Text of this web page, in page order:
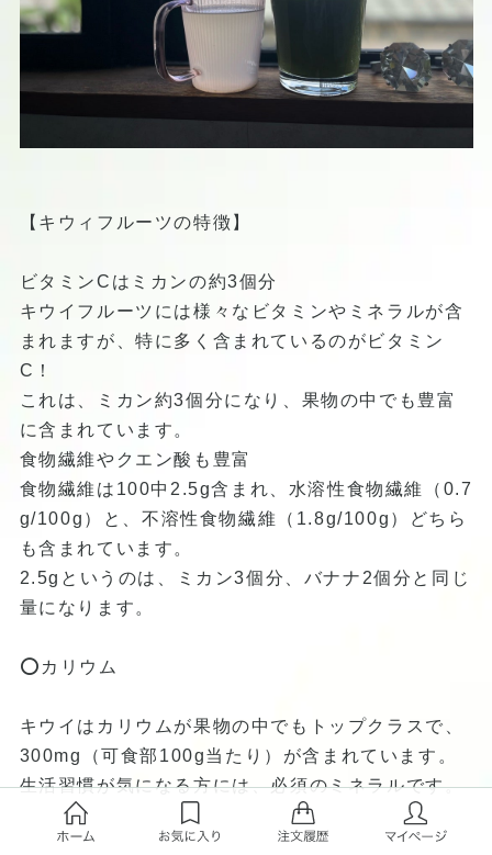
【キウィフルーツの特徴】
ビタミンCはミカンの約3個分
キウイフルーツには様々なビタミンやミネラルが含
まれますが、特に多く含まれているのがビタミン
C！
これは、ミカン約3個分になり、果物の中でも豊富
に含まれています。
食物繊維やクエン酸も豊富
食物繊維は100中2.5g含まれ、水溶性食物繊維（0.7
g/100g）と、不溶性食物繊維（1.8g/100g）どちら
も含まれています。
2.5gというのは、ミカン3個分、バナナ2個分と同じ
量になります。
⭕️カリウム
キウイはカリウムが果物の中でもトップクラスで、
300mg（可食部100g当たり）が含まれています。
生活習慣が気になる方には、必須のミネラルです。